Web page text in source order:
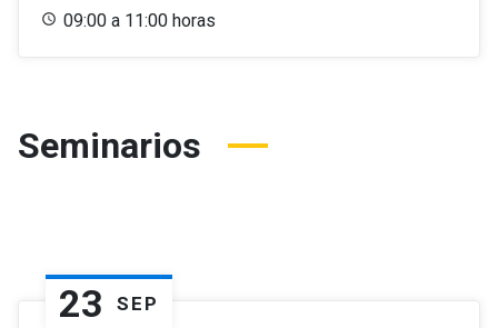
09:00 a 11:00 horas
Seminarios
23 SEP